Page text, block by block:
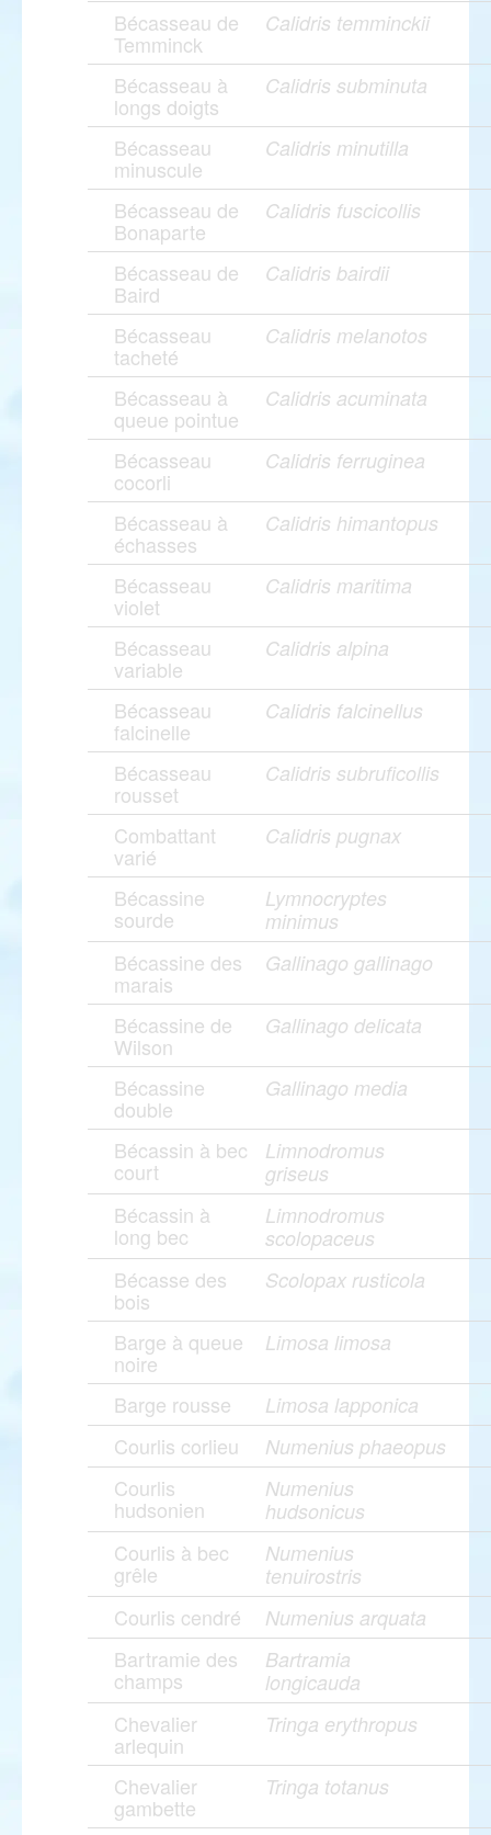
Bécasseau de
Temminck
Calidris temminckii
Bécasseau à
longs doigts
Calidris subminuta
Bécasseau
minuscule
Calidris minutilla
Bécasseau de
Bonaparte
Calidris fuscicollis
Bécasseau de
Baird
Calidris bairdii
Bécasseau
tacheté
Calidris melanotos
Bécasseau à
queue pointue
Calidris acuminata
Bécasseau
cocorli
Calidris ferruginea
Bécasseau à
échasses
Calidris himantopus
Bécasseau
violet
Calidris maritima
Bécasseau
variable
Calidris alpina
Bécasseau
falcinelle
Calidris falcinellus
Bécasseau
rousset
Calidris subruficollis
Combattant
varié
Calidris pugnax
Bécassine
sourde
Lymnocryptes
minimus
Bécassine des
marais
Gallinago gallinago
Bécassine de
Wilson
Gallinago delicata
Bécassine
double
Gallinago media
Bécassin à bec
court
Limnodromus
griseus
Bécassin à
long bec
Limnodromus
scolopaceus
Bécasse des
bois
Scolopax rusticola
Barge à queue
noire
Limosa limosa
Barge rousse Limosa lapponica
Courlis corlieu Numenius phaeopus
Courlis
hudsonien
Numenius
hudsonicus
Courlis à bec
grêle
Numenius
tenuirostris
Courlis cendré Numenius arquata
Bartramie des
champs
Bartramia
longicauda
Chevalier
arlequin
Tringa erythropus
Chevalier
gambette
Tringa totanus